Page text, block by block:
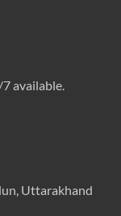
available.
Uttarakhand